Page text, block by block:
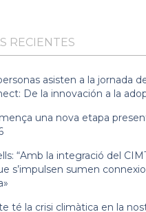
RECIENTES
asisten a la jornada
De la innovación a la
una nova etapa
“Amb la integració del
s’impulsen sumen
té la crisi climàtica en la